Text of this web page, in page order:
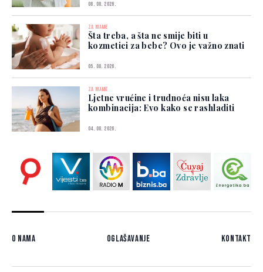
06. 08. 2026.
ZA MAME
Šta treba, a šta ne smije biti u
kozmetici za bebe? Ovo je važno znati
05. 08. 2026.
ZA MAME
Ljetne vrućine i trudnoća nisu laka
kombinacija: Evo kako se rashladiti
04. 08. 2026.
O nama Oglašavanje Kontakt